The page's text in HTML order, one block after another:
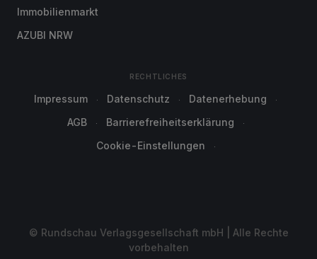
Immobilienmarkt
AZUBI NRW
RECHTLICHES
Impressum Datenschutz
Datenerhebung
AGB
Barrierefreiheitserklärung
Cookie-Einstellungen
© Rundschau Verlagsgesellschaft mbH | Alle Rechte
vorbehalten